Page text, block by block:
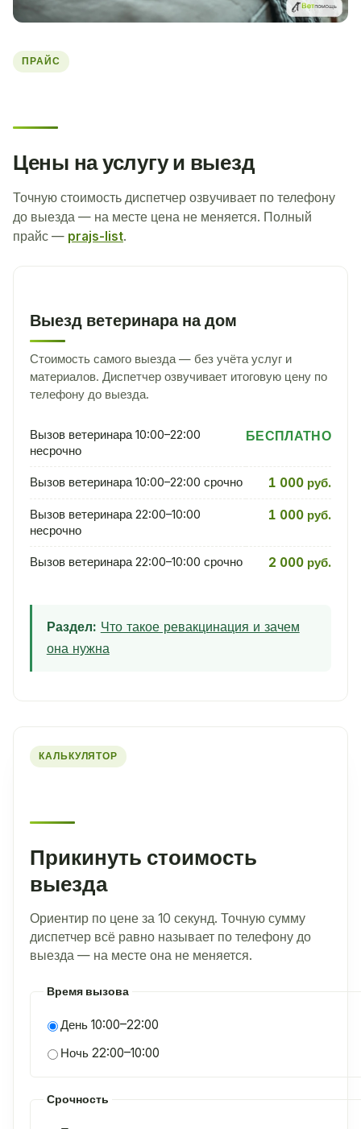
ПРАЙС
Цены на услугу и выезд
Точную стоимость диспетчер озвучивает по телефону
до выезда — на месте цена не меняется. Полный
прайс — prajs-list.
Выезд ветеринара на дом
Стоимость самого выезда — без учёта услуг и
материалов. Диспетчер озвучивает итоговую цену по
телефону до выезда.
Вызов ветеринара 10:00–22:00
несрочно
БЕСПЛАТНО
Вызов ветеринара 10:00–22:00 срочно 1 000 руб.
Вызов ветеринара 22:00–10:00
несрочно
1 000 руб.
Вызов ветеринара 22:00–10:00 срочно 2 000 руб.
Раздел: Что такое ревакцинация и зачем
она нужна
КАЛЬКУЛЯТОР
Прикинуть стоимость
выезда
Ориентир по цене за 10 секунд. Точную сумму
диспетчер всё равно называет по телефону до
выезда — на месте она не меняется.
Время вызова
День 10:00–22:00
Ночь 22:00–10:00
Срочность